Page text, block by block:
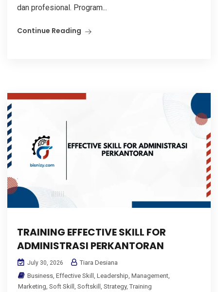
dan profesional. Program...
Continue Reading
TRAINING EFFECTIVE SKILL FOR
ADMINISTRASI PERKANTORAN
July 30, 2026
Tiara Desiana
Business Effective Skill Leadership Management
Marketing Soft Skill Softskill Strategy, Training